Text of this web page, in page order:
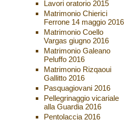
Lavori oratorio 2015
Matrimonio Chierici
Ferrone 14 maggio 2016
Matrimonio Coello
Vargas giugno 2016
Matrimonio Galeano
Peluffo 2016
Matrimonio Rizqaoui
Gallitto 2016
Pasquagiovani 2016
Pellegrinaggio vicariale
alla Guardia 2016
Pentolaccia 2016